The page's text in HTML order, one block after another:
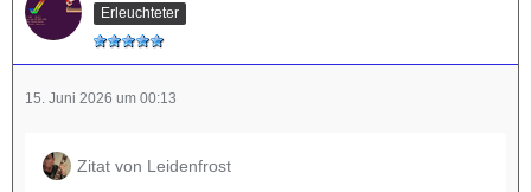
Erleuchteter
15. Juni 2026 um 00:13
Zitat von Leidenfrost